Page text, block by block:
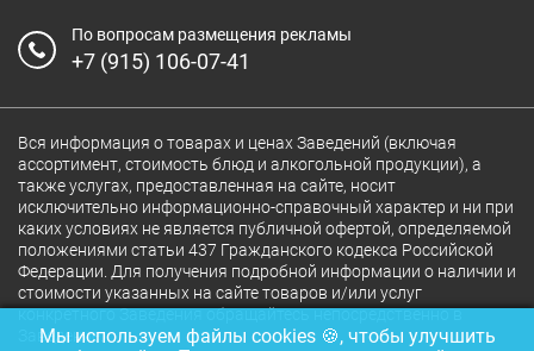
По вопросам размещения рекламы
+7 (915) 106-07-41
Вся информация о товарах и ценах Заведений (включая
ассортимент, стоимость блюд и алкогольной продукции), а
также услугах, предоставленная на сайте, носит
исключительно информационно-справочный характер и ни при
каких условиях не является публичной офертой, определяемой
положениями статьи 437 Гражданского кодекса Российской
Федерации. Для получения подробной информации о наличии и
стоимости указанных на сайте товаров и/или услуг
конкретного Заведения обращайтесь непосредственно в
Заведение.
Мы используем файлы cookies 🍪, чтобы улучшить